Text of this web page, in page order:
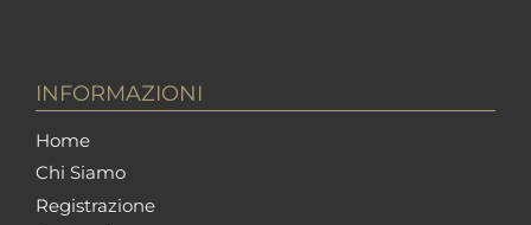
INFORMAZIONI
Home
Chi Siamo
Registrazione